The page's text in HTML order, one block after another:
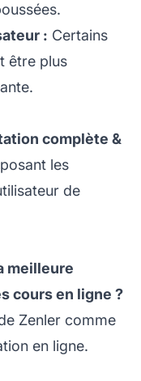
: Certains
être plus
complète &
les
de
meilleure
cours en ligne ?
Zenler comme
en ligne.